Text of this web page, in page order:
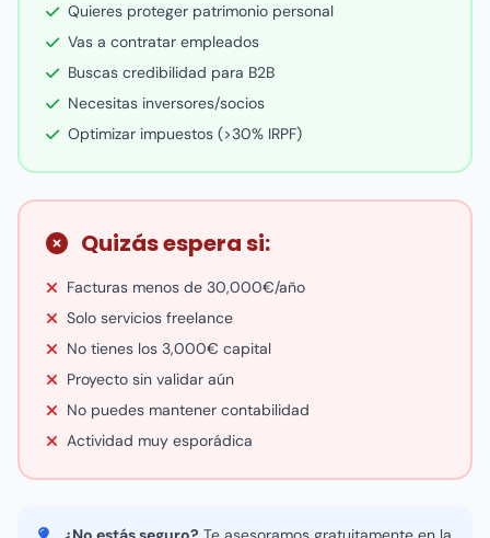
Quieres proteger patrimonio personal
Vas a contratar empleados
Buscas credibilidad para B2B
Necesitas inversores/socios
Optimizar impuestos (>30% IRPF)
Quizás espera si:
Facturas menos de 30,000€/año
Solo servicios freelance
No tienes los 3,000€ capital
Proyecto sin validar aún
No puedes mantener contabilidad
Actividad muy esporádica